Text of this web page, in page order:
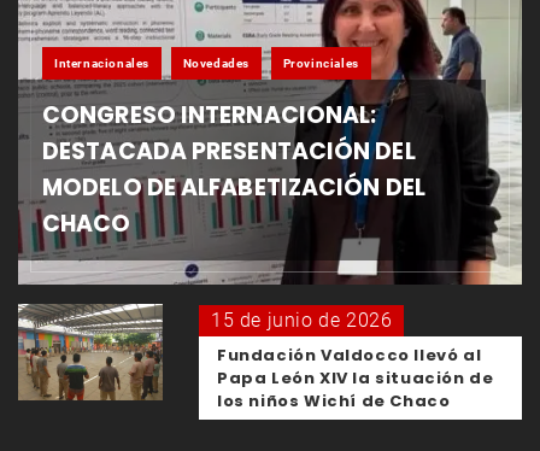
Internacionales Novedades Provinciales
CONGRESO INTERNACIONAL:
DESTACADA PRESENTACIÓN DEL
MODELO DE ALFABETIZACIÓN DEL
CHACO
15 de junio de 2026
Fundación Valdocco llevó al
Papa León XIV la situación de
los niños Wichí de Chaco